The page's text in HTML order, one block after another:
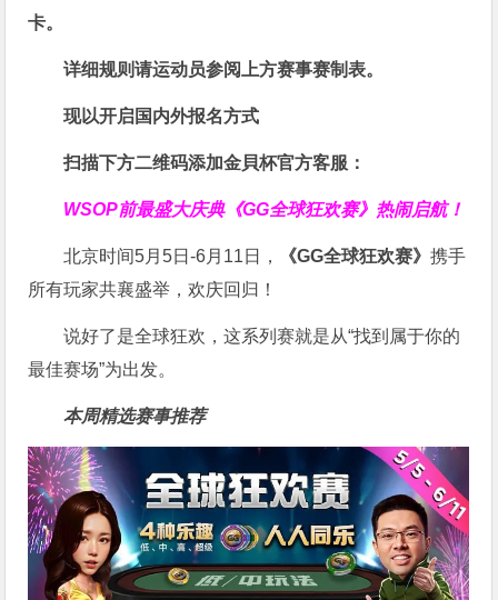
卡。
详细规则请运动员参阅上方赛事赛制表。
现以开启国内外报名方式
扫描下方二维码添加金貝杯官方客服：
WSOP前最盛大庆典《GG全球狂欢赛》 热闹启航！
北京时间5月5日-6月11日， 《GG全球狂欢赛》携手
所有玩家共襄盛举，欢庆回归！
说好了是全球狂欢，这系列赛就是从“找到属于你的
最佳赛场”为出发。
本周精选赛事推荐